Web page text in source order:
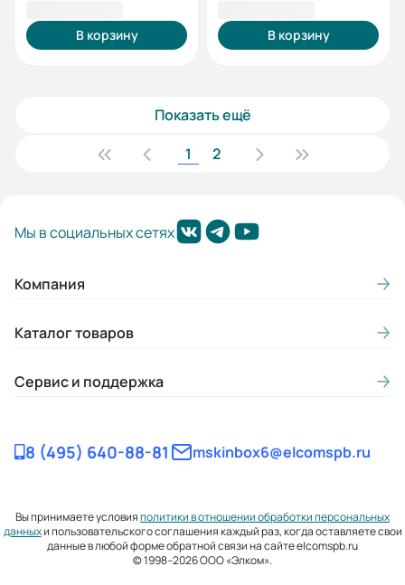
В корзину В корзину
Показать ещё
1
2
Мы в социальных сетях
Компания
Каталог товаров
Сервис и поддержка
8 (495) 640-88-81 mskinbox6@elcomspb.ru
Вы принимаете условияполитики в отношении обработки персональных
данныхи пользовательского соглашения каждый раз, когда оставляете свои
данные в любой форме обратной связи на сайте elcomspb.ru
© 1998–2026 ООО «Элком».